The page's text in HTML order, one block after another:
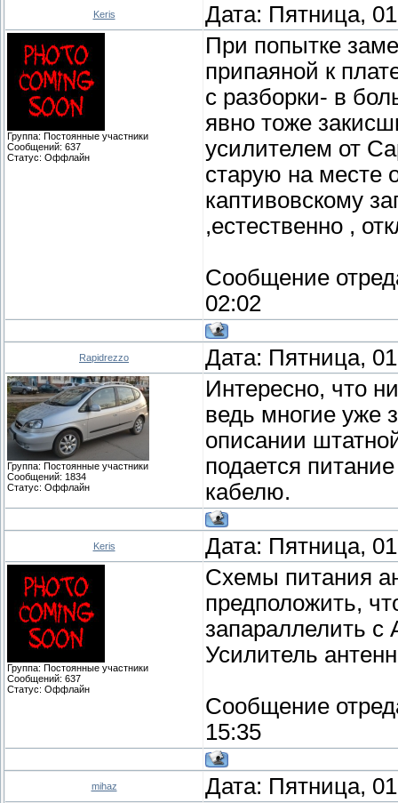
Keris Дата: Пятница,
Группа: Постоянные участники
Сообщений: 637
Статус: Оффлайн
При попытке
припаяной к
с разборки- в
явно тоже
усилителем от
старую на месте
каптивовскому
,естественно ,
Сообщение
02:02
Rapidrezzo Дата: Пятница,
Группа: Постоянные участники
Сообщений: 1834
Статус: Оффлайн
Интересно, что
ведь многие уже
описании
подается
кабелю.
Keris Дата: Пятница,
Группа: Постоянные участники
Сообщений: 637
Статус: Оффлайн
Схемы питания
предположить,
запараллелить
Усилитель
Сообщение
15:35
mihaz Дата: Пятница,